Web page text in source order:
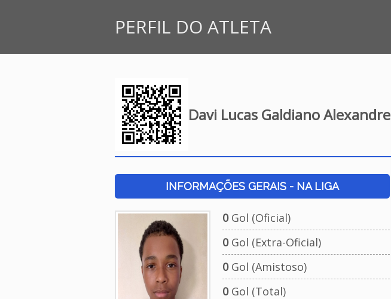
PERFIL DO ATLETA
Davi Lucas Galdiano Alexandre
INFORMAÇÕES GERAIS - NA LIGA
0Gol (Oficial)
0Gol (Extra-Oficial)
0Gol (Amistoso)
0Gol (Total)